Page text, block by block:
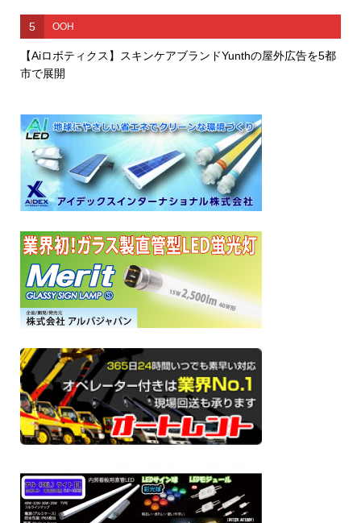
5 OOH
【Aiロボティクス】スキンケアブランドYunthの屋外広告を5都
市で展開